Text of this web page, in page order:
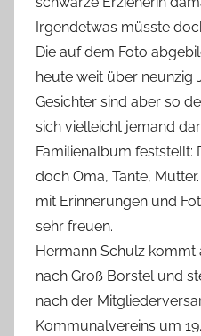
Irgendetwas müsste
Die auf dem Foto
heute weit über neunzig
Gesichter sind aber so
sich vielleicht jemand
Familienalbum feststellt:
doch Oma, Tante,
mit Erinnerungen und
sehr freuen.
Hermann Schulz kommt
nach Groß Borstel und
nach der
Kommunalvereins um